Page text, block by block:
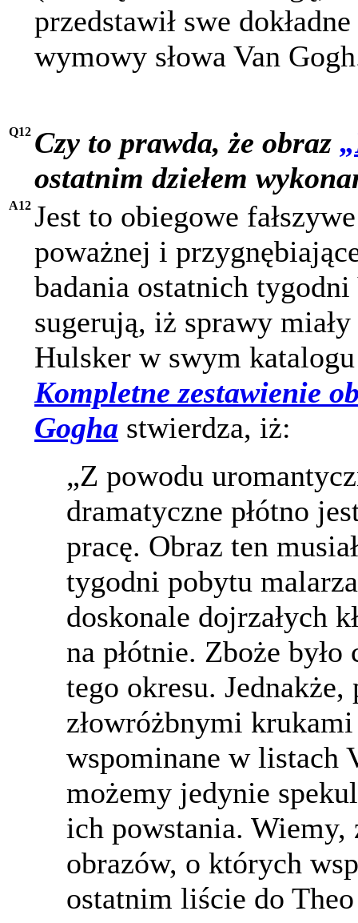
przedstawił swe
wymowy słowa Van
Q12 Czy to prawda, że obraz
ostatnim dziełem
A12 Jest to obiegowe
poważnej i
badania ostatnich
sugerują, iż sprawy
Hulsker w swym
Kompletne zestawienie
Gogha stwierdza, iż:
„Z powodu
dramatyczne płótno
pracę. Obraz ten
tygodni pobytu
doskonale dojrzałych
na płótnie. Zboże
tego okresu. Jednakże,
złowróżbnymi
wspominane w listach
możemy jedynie
ich powstania. Wiemy,
obrazów, o których
ostatnim liście do